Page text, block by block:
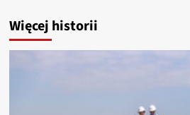
Więcej historii